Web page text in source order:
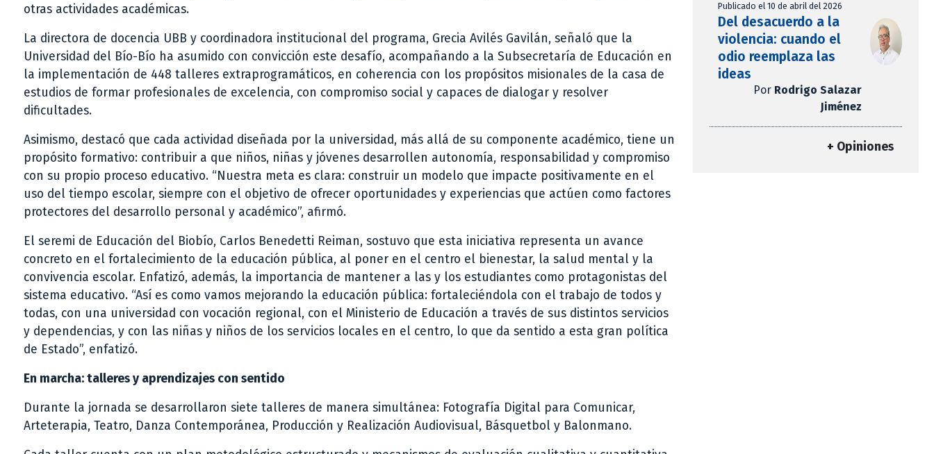
otras actividades académicas.
La directora de docencia UBB y coordinadora institucional del programa, Grecia Avilés Gavilán, señaló que la
Universidad del Bío-Bío ha asumido con convicción este desafío, acompañando a la Subsecretaría de Educación en
la implementación de 448 talleres extraprogramáticos, en coherencia con los propósitos misionales de la casa de
estudios de formar profesionales de excelencia, con compromiso social y capaces de dialogar y resolver
dificultades.
Asimismo, destacó que cada actividad diseñada por la universidad, más allá de su componente académico, tiene un
propósito formativo: contribuir a que niños, niñas y jóvenes desarrollen autonomía, responsabilidad y compromiso
con su propio proceso educativo. “Nuestra meta es clara: construir un modelo que impacte positivamente en el
uso del tiempo escolar, siempre con el objetivo de ofrecer oportunidades y experiencias que actúen como factores
protectores del desarrollo personal y académico”, afirmó.
El seremi de Educación del Biobío, Carlos Benedetti Reiman, sostuvo que esta iniciativa representa un avance
concreto en el fortalecimiento de la educación pública, al poner en el centro el bienestar, la salud mental y la
convivencia escolar. Enfatizó, además, la importancia de mantener a las y los estudiantes como protagonistas del
sistema educativo. “Así es como vamos mejorando la educación pública: fortaleciéndola con el trabajo de todos y
todas, con una universidad con vocación regional, con el Ministerio de Educación a través de sus distintos servicios
y dependencias, y con las niñas y niños de los servicios locales en el centro, lo que da sentido a esta gran política
de Estado”, enfatizó.
En marcha: talleres y aprendizajes con sentido
Durante la jornada se desarrollaron siete talleres de manera simultánea: Fotografía Digital para Comunicar,
Arteterapia, Teatro, Danza Contemporánea, Producción y Realización Audiovisual, Básquetbol y Balonmano.
Publicado el 10 de abril del 2026
Del desacuerdo a la
violencia: cuando el
odio reemplaza las
ideas
Por Rodrigo Salazar
Jiménez
+ Opiniones